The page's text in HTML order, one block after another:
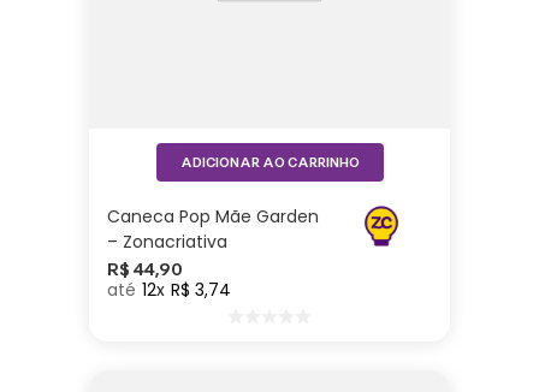
Caneca Pop Mãe Garden
– Zonacriativa
R$ 44,90
12 R$ 3,74
ADICIONAR AO CARRINHO